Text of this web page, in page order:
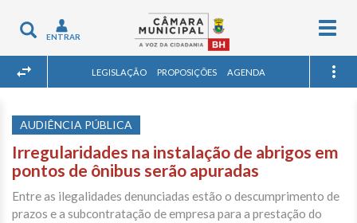
Toggle
navigation
ENTRAR
LEGISLAÇÃO PROPOSIÇÕES AGENDA
AUDIÊNCIA PÚBLICA
Irregularidades na instalação de abrigos em
pontos de ônibus serão apuradas
Entre as ilegalidades denunciadas estão o descumprimento de
prazos e a subcontratação de empresa para a prestação do